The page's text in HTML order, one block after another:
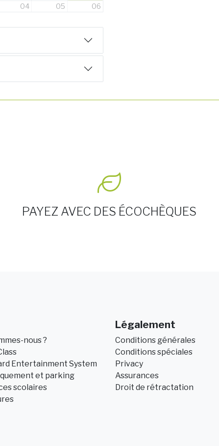
04 05 06
PAYEZ AVEC DES ÉCOCHÈQUES
nous ?
Entertainment System
et parking
scolaires
Légalement
Conditions générales
Conditions spéciales
Privacy
Assurances
Droit de rétractation